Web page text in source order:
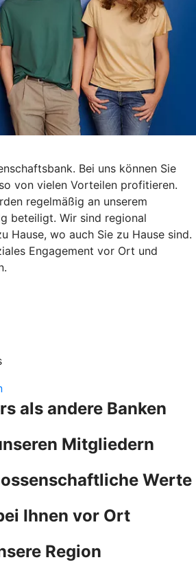
Bei uns können Sie
von vielen Vorteilen profitieren.
regelmäßig an unserem
beteiligt. Wir sind regional
Hause, wo auch Sie zu Hause sind.
Engagement vor Ort und
als andere Banken
Mitgliedern
Werte
Ihnen vor Ort
Region